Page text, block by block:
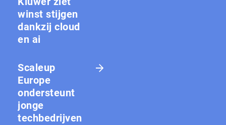
winst stijgen
dankzij cloud
en ai
Scaleup
Europe
ondersteunt
jonge
techbedrijven